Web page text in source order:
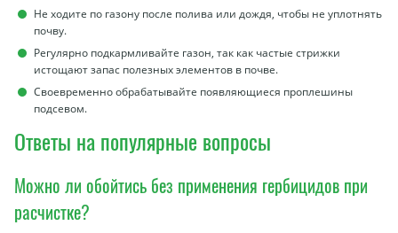
Не ходите по газону после полива или дождя, чтобы не уплотнять
почву.
Регулярно подкармливайте газон, так как частые стрижки
истощают запас полезных элементов в почве.
Своевременно обрабатывайте появляющиеся проплешины
подсевом.
Ответы на популярные вопросы
Можно ли обойтись без применения гербицидов при
расчистке?